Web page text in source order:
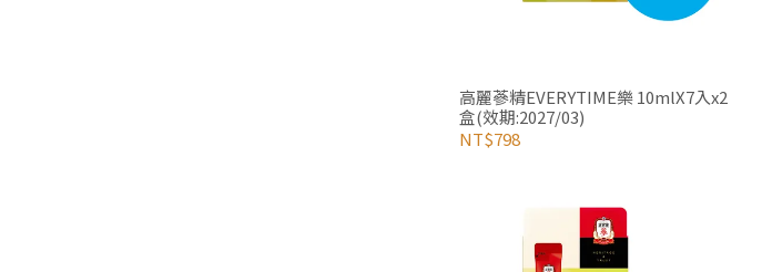
高麗蔘精EVERYTIME樂 10mlX7入x2
盒(效期:2027/03)
NT$798